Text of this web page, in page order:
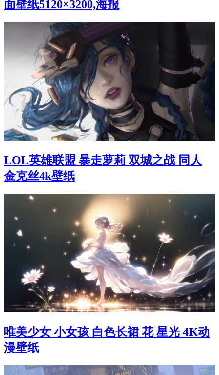
面壁纸5120×3200,海报
LOL英雄联盟 暴走萝莉 双城之战 同人
金克丝4k壁纸
唯美少女 小女孩 白色长裙 花 星光 4K动
漫壁纸